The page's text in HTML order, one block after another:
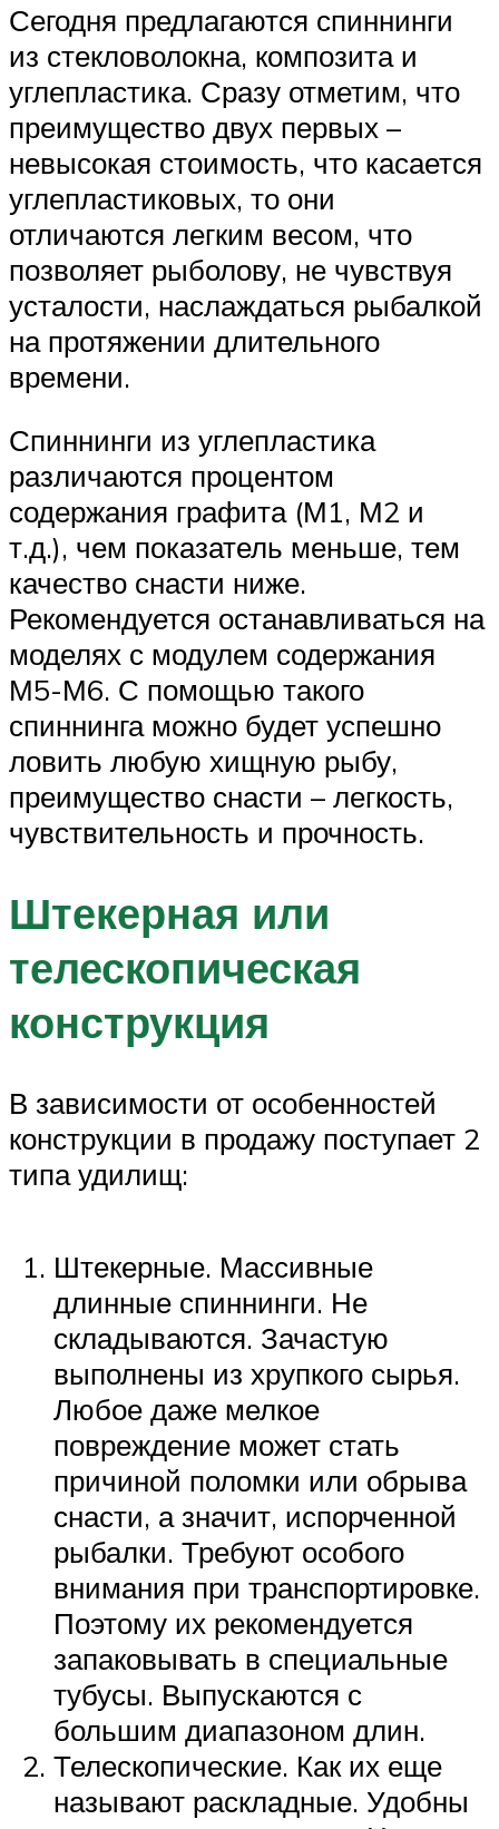
Сегодня предлагаются спиннинги
из стекловолокна, композита и
углепластика. Сразу отметим, что
преимущество двух первых –
невысокая стоимость, что касается
углепластиковых, то они
отличаются легким весом, что
позволяет рыболову, не чувствуя
усталости, наслаждаться рыбалкой
на протяжении длительного
времени.
Спиннинги из углепластика
различаются процентом
содержания графита (М1, М2 и
т.д.), чем показатель меньше, тем
качество снасти ниже.
Рекомендуется останавливаться на
моделях с модулем содержания
М5-М6. С помощью такого
спиннинга можно будет успешно
ловить любую хищную рыбу,
преимущество снасти – легкость,
чувствительность и прочность.
Штекерная или
телескопическая
конструкция
В зависимости от особенностей
конструкции в продажу поступает 2
типа удилищ:
Штекерные. Массивные
длинные спиннинги. Не
складываются. Зачастую
выполнены из хрупкого сырья.
Любое даже мелкое
повреждение может стать
причиной поломки или обрыва
снасти, а значит, испорченной
рыбалки. Требуют особого
внимания при транспортировке.
Поэтому их рекомендуется
запаковывать в специальные
тубусы. Выпускаются с
большим диапазоном длин.
Телескопические. Как их еще
называют раскладные. Удобны